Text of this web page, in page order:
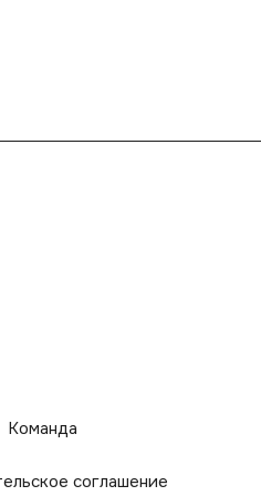
Команда
соглашение